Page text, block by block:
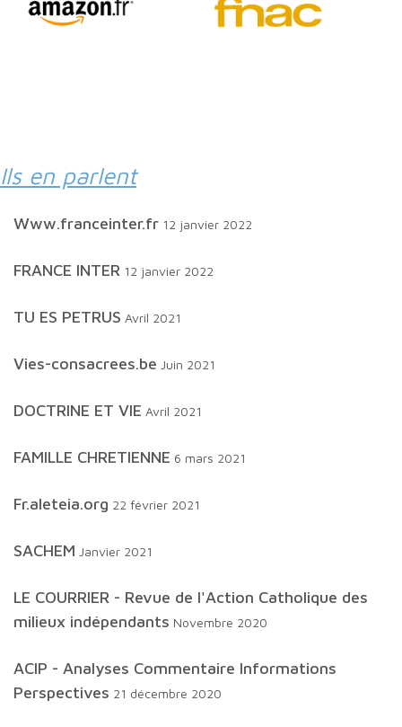
Ils en parlent
www.franceinter.fr 12 janvier 2022
FRANCE INTER 12 janvier 2022
TU ES PETRUS Avril 2021
Vies-consacrees.be Juin 2021
DOCTRINE ET VIE Avril 2021
FAMILLE CHRETIENNE 6 mars 2021
fr.aleteia.org 22 février 2021
SACHEM Janvier 2021
LE COURRIER - Revue de l'Action Catholique des
milieux indépendants Novembre 2020
ACIP - Analyses Commentaire Informations
Perspectives 21 décembre 2020